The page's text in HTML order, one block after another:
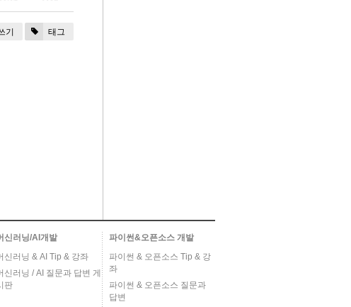
기 태그
신러닝/AI개발
신러닝 & AI Tip & 강좌
신러닝 / AI 질문과 답변 게
판
파이썬&오픈소스 개발
파이썬 & 오픈소스 Tip & 강
좌
파이썬 & 오픈소스 질문과
답변